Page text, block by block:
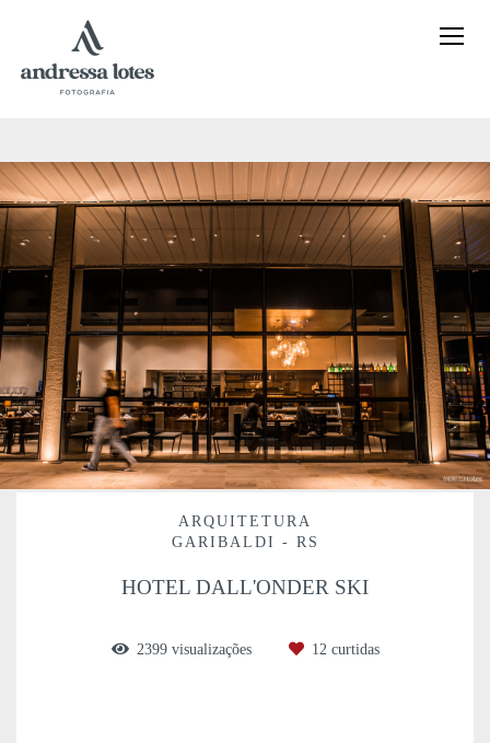
ARQUITETURA
GARIBALDI - RS
HOTEL DALL'ONDER SKI
2399visualizações 12 curtidas